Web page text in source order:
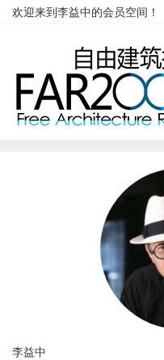
欢迎来到李益中的会员空间！
李益中